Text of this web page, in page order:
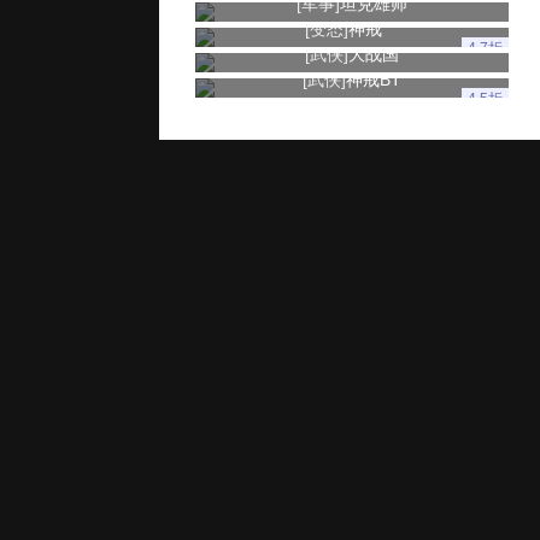
[变态]神戒
4.7折
[武侠]大战国
[武侠]神戒BT
4.5折